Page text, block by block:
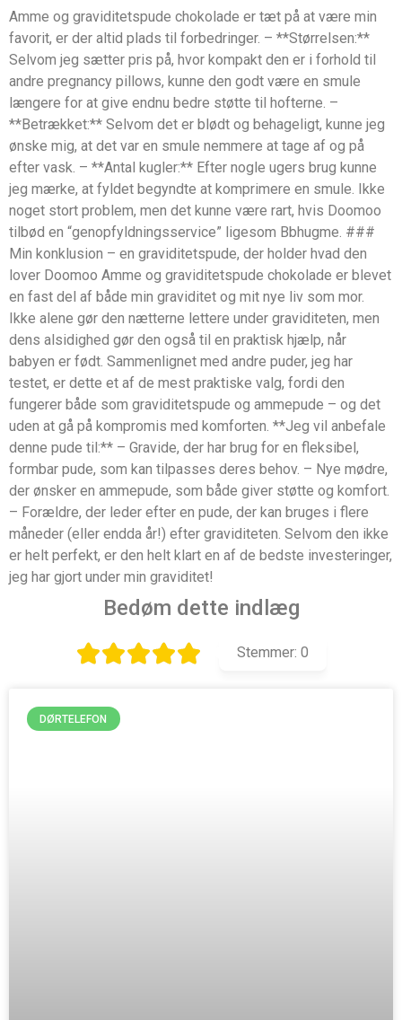
Amme og graviditetspude chokolade er tæt på at være min
favorit, er der altid plads til forbedringer. – **Størrelsen:**
Selvom jeg sætter pris på, hvor kompakt den er i forhold til
andre pregnancy pillows, kunne den godt være en smule
længere for at give endnu bedre støtte til hofterne. –
**Betrækket:** Selvom det er blødt og behageligt, kunne jeg
ønske mig, at det var en smule nemmere at tage af og på
efter vask. – **Antal kugler:** Efter nogle ugers brug kunne
jeg mærke, at fyldet begyndte at komprimere en smule. Ikke
noget stort problem, men det kunne være rart, hvis Doomoo
tilbød en “genopfyldningsservice” ligesom Bbhugme. ###
Min konklusion – en graviditetspude, der holder hvad den
lover Doomoo Amme og graviditetspude chokolade er blevet
en fast del af både min graviditet og mit nye liv som mor.
Ikke alene gør den nætterne lettere under graviditeten, men
dens alsidighed gør den også til en praktisk hjælp, når
babyen er født. Sammenlignet med andre puder, jeg har
testet, er dette et af de mest praktiske valg, fordi den
fungerer både som graviditetspude og ammepude – og det
uden at gå på kompromis med komforten. **Jeg vil anbefale
denne pude til:** – Gravide, der har brug for en fleksibel,
formbar pude, som kan tilpasses deres behov. – Nye mødre,
der ønsker en ammepude, som både giver støtte og komfort.
– Forældre, der leder efter en pude, der kan bruges i flere
måneder (eller endda år!) efter graviditeten. Selvom den ikke
er helt perfekt, er den helt klart en af de bedste investeringer,
jeg har gjort under min graviditet!
Bedøm dette indlæg
Stemmer: 0
DØRTELEFON